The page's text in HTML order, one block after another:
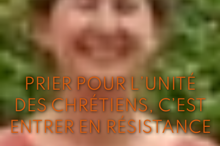
PRIER POUR L’UNITÉ
DES CHRÉTIENS, C’EST
ENTRER EN RÉSISTANCE